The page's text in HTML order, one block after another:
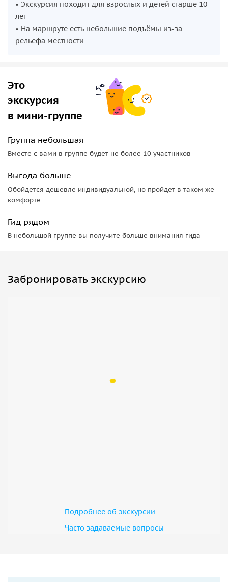
• Экскурсия походит для взрослых и детей старше 10
лет
• На маршруте есть небольшие подъёмы из-за
рельефа местности
Это
экскурсия
в мини-группе
Группа небольшая
Вместе с вами в группе будет не более 10 участников
Выгода больше
Обойдется дешевле индивидуальной, но пройдет в таком же
комфорте
Гид рядом
В небольшой группе вы получите больше внимания гида
Забронировать экскурсию
Подробнее об экскурсии
Часто задаваемые вопросы